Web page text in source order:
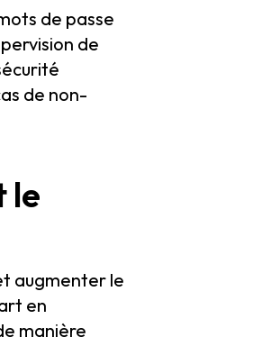
de passe
de
de non-
le
augmenter le
en
manière